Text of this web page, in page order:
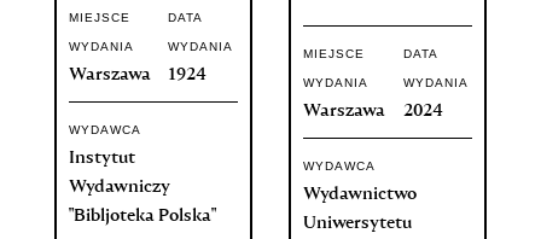
MIEJSCE
WYDANIA
Warszawa
DATA
WYDANIA
1924
WYDAWCA
Instytut
Wydawniczy
"Bibljoteka Polska"
MIEJSCE
WYDANIA
Warszawa
DATA
WYDANIA
2024
WYDAWCA
Wydawnictwo
Uniwersytetu